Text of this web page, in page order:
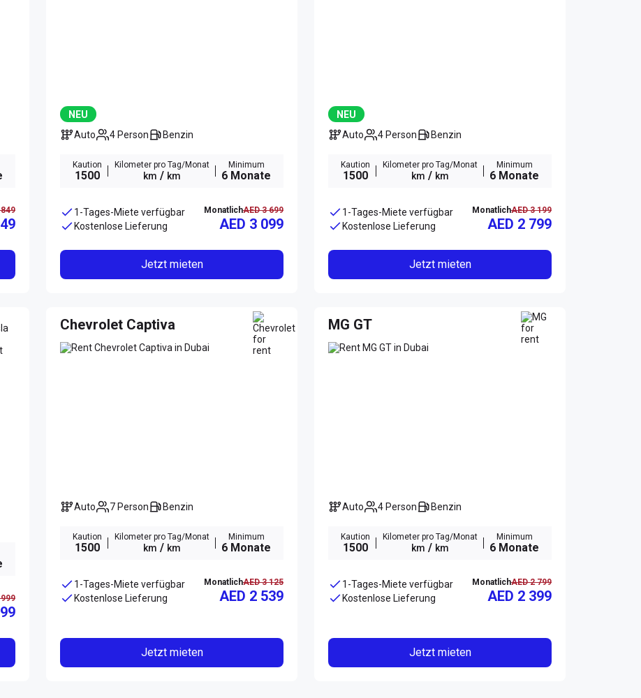
NEU
Auto
4 Person Benzin
Kaution
1500
Kilometer pro Tag/Monat
km / km
Minimum
6 Monate
1-Tages-Miete verfügbar
Kostenlose Lieferung
MonatlichAED 3 699
AED 3 099
Jetzt mieten
NEU
Auto
4 Person Benzin
Kaution
1500
Kilometer pro Tag/Monat
km / km
Minimum
6 Monate
1-Tages-Miete verfügbar
Kostenlose Lieferung
MonatlichAED 3 199
AED 2 799
Jetzt mieten
Chevrolet Captiva
Auto 7 Person Benzin
Kaution
1500
Kilometer pro Tag/Monat
km / km
Minimum
6 Monate
1-Tages-Miete verfügbar
Kostenlose Lieferung
MonatlichAED 3 125
AED 2 539
Jetzt mieten
MG GT
Auto 4 Person Benzin
Kaution
1500
Kilometer pro Tag/Monat
km / km
Minimum
6 Monate
1-Tages-Miete verfügbar
Kostenlose Lieferung
MonatlichAED 2 799
AED 2 399
Jetzt mieten